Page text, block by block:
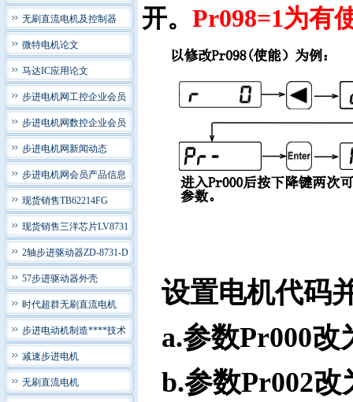
无刷直流电机及控制器
微特电机论文
马达IC应用论文
步进电机网工控企业会员
步进电机网数控企业会员
步进电机网新闻动态
步进电机网会员产品信息
现货销售TB62214FG
现货销售三洋芯片LV8731
2轴步进驱动器ZD-8731-D
57步进驱动器外壳
时代超群无刷直流电机
步进电动机制造****技术
减速步进电机
无刷直流电机
开。 Pr098=1为有
设置电机代码
a.参数Pr000改
b.参数Pr002